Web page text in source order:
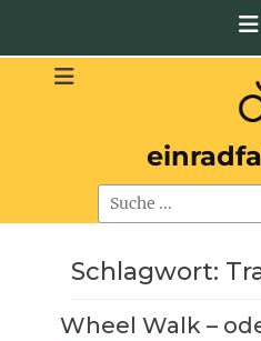
springen
Suchen
nach:
Schlagwort:
Wheel Walk –